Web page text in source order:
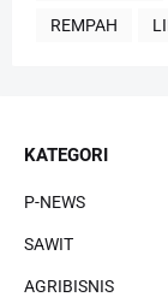
REMPAH
KATEGORI
P-NEWS
SAWIT
AGRIBISNIS